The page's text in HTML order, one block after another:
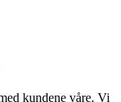
kundene våre. Vi